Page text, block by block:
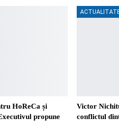
HoReCa și
propune
Victor
conflictul